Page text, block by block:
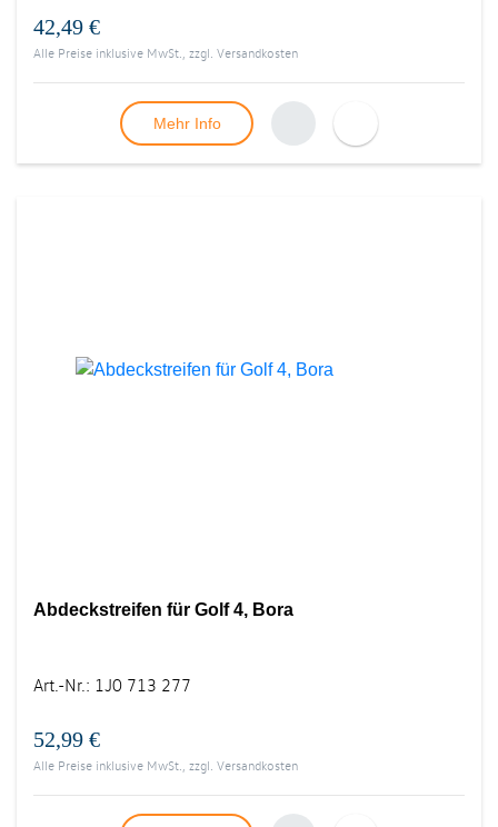
42,49 €
Alle Preise inklusive MwSt., zzgl. Versandkosten
Mehr Info
Abdeckstreifen für Golf 4, Bora
Art.-Nr.: 1J0 713 277
52,99 €
Alle Preise inklusive MwSt., zzgl. Versandkosten